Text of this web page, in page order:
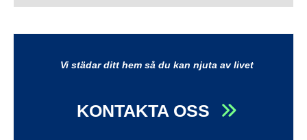
Vi städar ditt hem så du kan njuta av livet
KONTAKTA OSS